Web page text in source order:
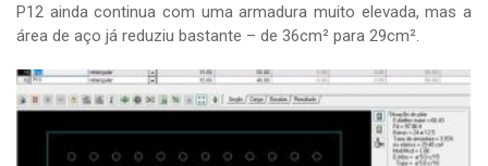
P12 ainda continua com uma armadura muito elevada, mas a
área de aço já reduziu bastante – de 36cm² para 29cm².